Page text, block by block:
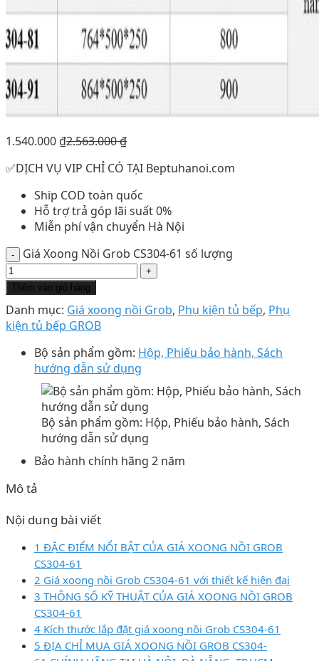
1.540.000 ₫2.563.000₫
✅DỊCH VỤ VIP CHỈ CÓ TẠI Beptuhanoi.com
Ship COD toàn quốc
Hỗ trợ trả góp lãi suất 0%
Miễn phí vận chuyển Hà Nội
Giá Xoong Nồi Grob CS304-61 số lượng
Thêm vào giỏ hàng
Danh mục: Giá xoong nồi Grob, Phụ kiện tủ bếp, Phụ
kiện tủ bếp GROB
Bộ sản phẩm gồm: Hộp, Phiếu bảo hành, Sách
hướng dẫn sử dụng
Bộ sản phẩm gồm: Hộp, Phiếu bảo hành, Sách
hướng dẫn sử dụng
Bảo hành chính hãng 2 năm
Mô tả
Nội dung bài viết
1 ĐẶC ĐIỂM NỔI BẬT CỦA GIÁ XOONG NỒI GROB
CS304-61
2 Giá xoong nồi Grob CS304-61 với thiết kế hiện đại
3 THÔNG SỐ KỸ THUẬT CỦA GIÁ XOONG NỒI GROB
CS304-61
4 Kích thước lắp đặt giá xoong nồi Grob CS304-61
5 ĐỊA CHỈ MUA GIÁ XOONG NỒI GROB CS304-